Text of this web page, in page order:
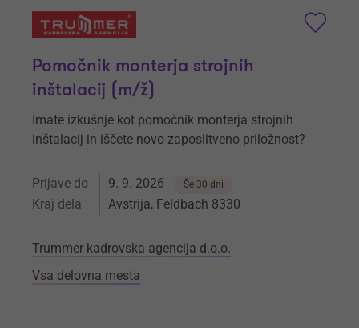
Pomočnik monterja strojnih
inštalacij (m/ž)
Imate izkušnje kot pomočnik monterja strojnih
inštalacij in iščete novo zaposlitveno priložnost?
Prijave do 9. 9. 2026 Še 30 dni
Kraj dela Avstrija, Feldbach 8330
Trummer kadrovska agencija d.o.o.
Vsa delovna mesta